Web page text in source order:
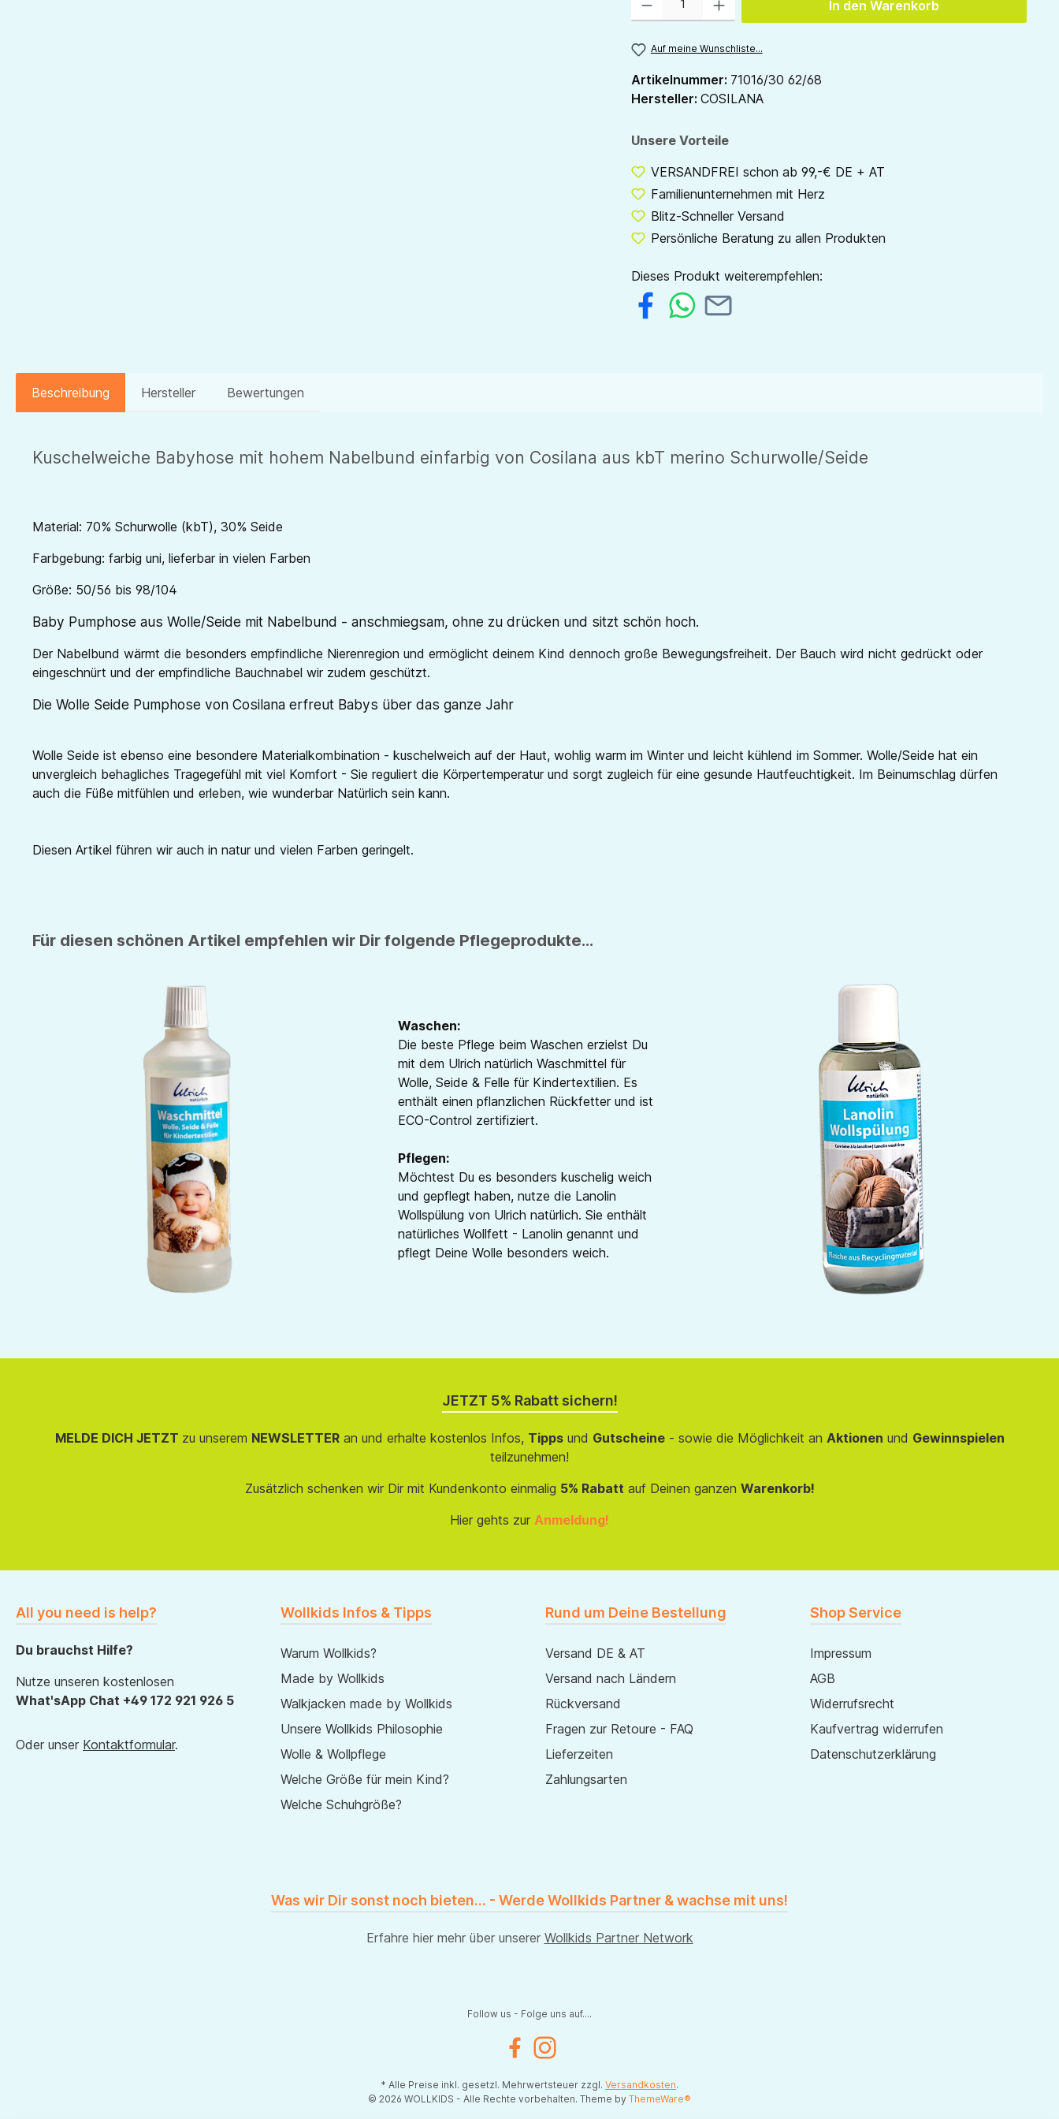
In den Warenkorb
Auf meine Wunschliste...
Artikelnummer: 71016/30 62/68
Hersteller: COSILANA
Unsere Vorteile
VERSANDFREI schon ab 99,-€ DE + AT
Familienunternehmen mit Herz
Blitz-Schneller Versand
Persönliche Beratung zu allen Produkten
Dieses Produkt weiterempfehlen:
Beschreibung Hersteller Bewertungen
Kuschelweiche Babyhose mit hohem Nabelbund einfarbig von Cosilana aus kbT merino Schurwolle/Seide
Material: 70% Schurwolle (kbT), 30% Seide
Farbgebung: farbig uni, lieferbar in vielen Farben
Größe: 50/56 bis 98/104
Baby Pumphose aus Wolle/Seide mit Nabelbund - anschmiegsam, ohne zu drücken und sitzt schön hoch.
Der Nabelbund wärmt die besonders empfindliche Nierenregion und ermöglicht deinem Kind dennoch große Bewegungsfreiheit. Der Bauch wird nicht gedrückt oder
eingeschnürt und der empfindliche Bauchnabel wir zudem geschützt.
Die Wolle Seide Pumphose von Cosilana erfreut Babys über das ganze Jahr
Wolle Seide ist ebenso eine besondere Materialkombination - kuschelweich auf der Haut, wohlig warm im Winter und leicht kühlend im Sommer. Wolle/Seide hat ein
unvergleich behagliches Tragegefühl mit viel Komfort - Sie reguliert die Körpertemperatur und sorgt zugleich für eine gesunde Hautfeuchtigkeit. Im Beinumschlag dürfen
auch die Füße mitfühlen und erleben, wie wunderbar Natürlich sein kann.
Diesen Artikel führen wir auch in natur und vielen Farben geringelt.
Für diesen schönen Artikel empfehlen wir Dir folgende Pflegeprodukte...
Waschen:
Die beste Pflege beim Waschen erzielst Du
mit dem Ulrich natürlich Waschmittel für
Wolle, Seide & Felle für Kindertextilien. Es
enthält einen pflanzlichen Rückfetter und ist
ECO-Control zertifiziert.
Pflegen:
Möchtest Du es besonders kuschelig weich
und gepflegt haben, nutze die Lanolin
Wollspülung von Ulrich natürlich. Sie enthält
natürliches Wollfett - Lanolin genannt und
pflegt Deine Wolle besonders weich.
JETZT 5% Rabatt sichern!
MELDE DICH JETZT zu unserem NEWSLETTERan und erhalte kostenlos Infos, Tippsund Gutscheine- sowie die Möglichkeit an Aktionen und Gewinnspielen
teilzunehmen!
Zusätzlich schenken wir Dir mit Kundenkonto einmalig 5% Rabatt auf Deinen ganzen Warenkorb!
Hier gehts zur Anmeldung!
All you need is help?
Du brauchst Hilfe?
Nutze unseren kostenlosen
What'sApp Chat +49 172 921 926 5
Oder unser Kontaktformular.
Wollkids Infos & Tipps
Warum Wollkids?
Made by Wollkids
Walkjacken made by Wollkids
Unsere Wollkids Philosophie
Wolle & Wollpflege
Welche Größe für mein Kind?
Welche Schuhgröße?
Rund um Deine Bestellung
Versand DE & AT
Versand nach Ländern
Rückversand
Fragen zur Retoure - FAQ
Lieferzeiten
Zahlungsarten
Shop Service
Impressum
AGB
Widerrufsrecht
Kaufvertrag widerrufen
Datenschutzerklärung
Was wir Dir sonst noch bieten... - Werde Wollkids Partner & wachse mit uns!
Erfahre hier mehr über unserer Wollkids Partner Network
Follow us - Folge uns auf....
FacebookInstagram
* Alle Preise inkl. gesetzl. Mehrwertsteuer zzgl. Versandkosten.
© 2026 WOLLKIDS - Alle Rechte vorbehalten. Theme by ThemeWare®